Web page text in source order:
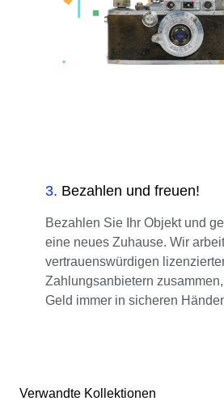
3. Bezahlen und freuen!
Bezahlen Sie Ihr Objekt und
eine neues Zuhause. Wir
vertrauenswürdigen
Zahlungsanbietern
Geld immer in sicheren
Verwandte Kollektionen